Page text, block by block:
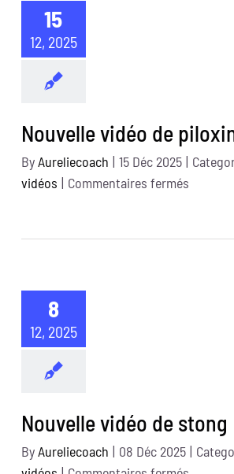
15
12, 2025
Nouvelle vidéo de
ByAureliecoach | 15 Déc 2025 |
vidéos | Commentaires ferméssur
8
12, 2025
Nouvelle vidéo de stong
ByAureliecoach | 08 Déc 2025 |